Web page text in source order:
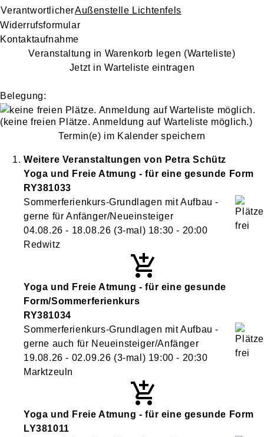
VerantwortlicherAußenstelle Lichtenfels
Widerrufsformular
Kontaktaufnahme
Veranstaltung in Warenkorb legen (Warteliste)
Jetzt in Warteliste eintragen
Belegung:
(keine freien Plätze. Anmeldung auf Warteliste möglich.)
Termin(e) im Kalender speichern
Weitere Veranstaltungen von PetraSchütz
Yoga und Freie Atmung - für eine gesunde Form
RY381033
Sommerferienkurs-Grundlagen mit Aufbau -
gerne für Anfänger/Neueinsteiger
04.08.26 - 18.08.26 (3-mal) 18:30 - 20:00
Redwitz
Yoga und Freie Atmung - für eine gesunde
Form/Sommerferienkurs
RY381034
Sommerferienkurs-Grundlagen mit Aufbau -
gerne auch für Neueinsteiger/Anfänger
19.08.26 - 02.09.26 (3-mal) 19:00 - 20:30
Marktzeuln
Yoga und Freie Atmung - für eine gesunde Form
LY381011